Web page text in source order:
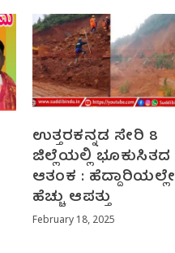
ಉತ್ತರಕನ್ನಡ ಸೇರಿ 8
ಜಿಲ್ಲೆಯಲ್ಲಿ‌ ಭೂಕುಸಿತದ
ಆತಂಕ : ಹೆದ್ದಾರಿಯಲ್ಲೇ
ಹೆಚ್ಚು ಆಪತ್ತು
February 18, 2025